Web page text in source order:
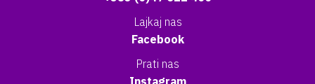
Lajkaj nas
Facebook
Prati nas
Instagram